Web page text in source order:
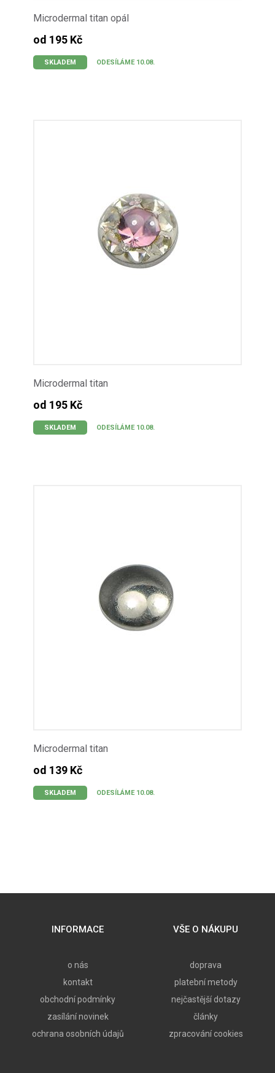
Microdermal titan opál
od 195 Kč
SKLADEM ODESÍLÁME 10.08.
Microdermal titan
od 195 Kč
SKLADEM ODESÍLÁME 10.08.
Microdermal titan
od 139 Kč
SKLADEM ODESÍLÁME 10.08.
INFORMACE
o nás
kontakt
obchodní podmínky
zasílání novinek
ochrana osobních údajů
VŠE O NÁKUPU
doprava
platební metody
nejčastější dotazy
články
zpracování cookies